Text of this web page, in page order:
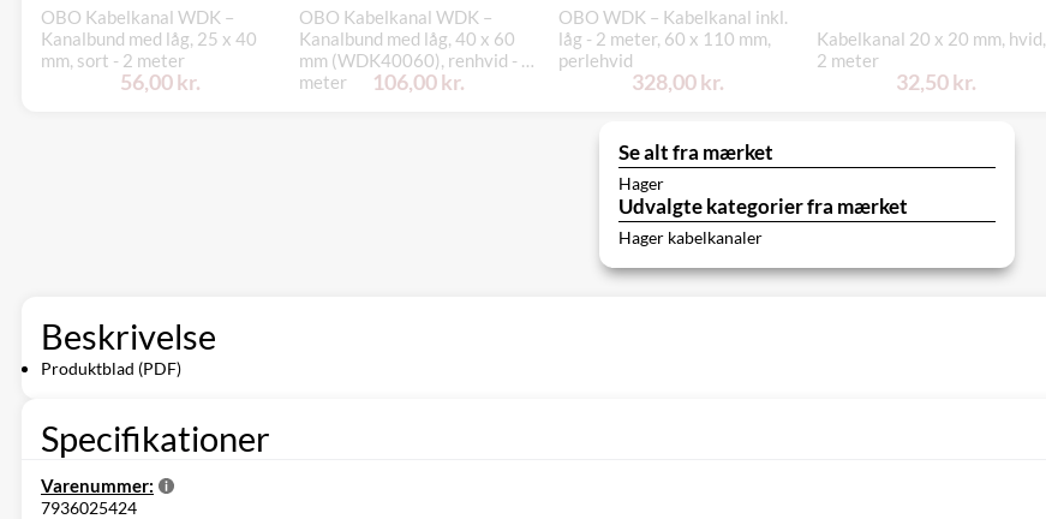
OBO Kabelkanal WDK –
Kanalbund med låg, 25 x 40
mm, sort - 2 meter
56,00 kr.
OBO Kabelkanal WDK –
Kanalbund med låg, 40 x 60
mm (WDK40060), renhvid - 2
meter
106,00 kr.
OBO WDK – Kabelkanal inkl.
låg - 2 meter, 60 x 110 mm,
perlehvid
328,00 kr.
Kabelkanal 20 x 20 mm, hvid,
2 meter
32,50 kr.
Se alt fra mærket
Hager
Udvalgte kategorier fra mærket
Hager kabelkanaler
Beskrivelse
Produktblad (PDF)
Specifikationer
Varenummer:
7936025424